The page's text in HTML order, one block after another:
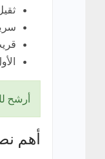
أرشح
أهم